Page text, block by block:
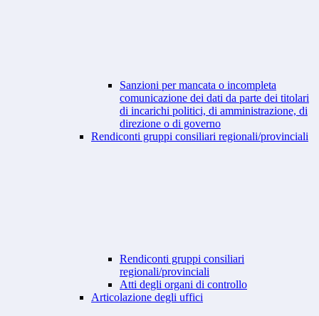
Sanzioni per mancata o incompleta
comunicazione dei dati da parte dei titolari
di incarichi politici, di amministrazione, di
direzione o di governo
Rendiconti gruppi consiliari regionali/provinciali
Rendiconti gruppi consiliari
regionali/provinciali
Atti degli organi di controllo
Articolazione degli uffici